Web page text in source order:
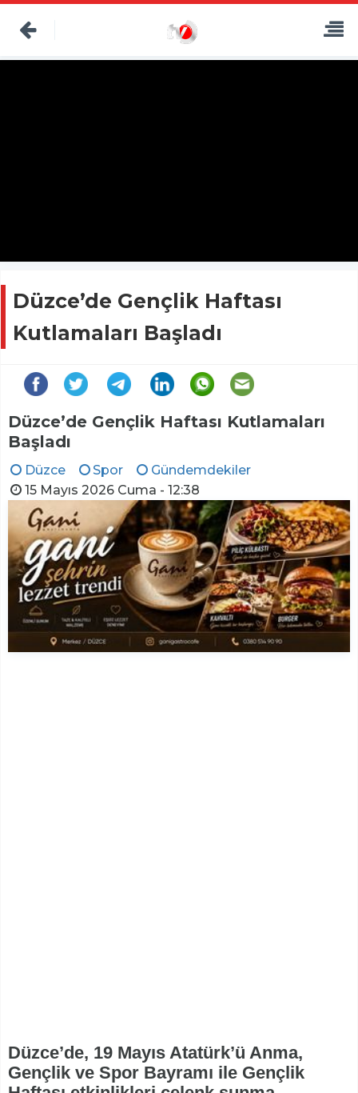
Düzce’de Gençlik Haftası
Kutlamaları Başladı
Düzce’de Gençlik Haftası Kutlamaları
Başladı
Düzce Spor
Gündemdekiler
15 Mayıs 2026 Cuma - 12:38
Düzce’de, 19 Mayıs Atatürk’ü Anma,
Gençlik ve Spor Bayramı ile Gençlik